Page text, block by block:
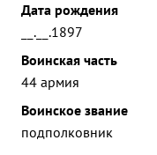
Дата рождения
__.__.1897
Воинская часть
44 армия
Воинское звание
подполковник